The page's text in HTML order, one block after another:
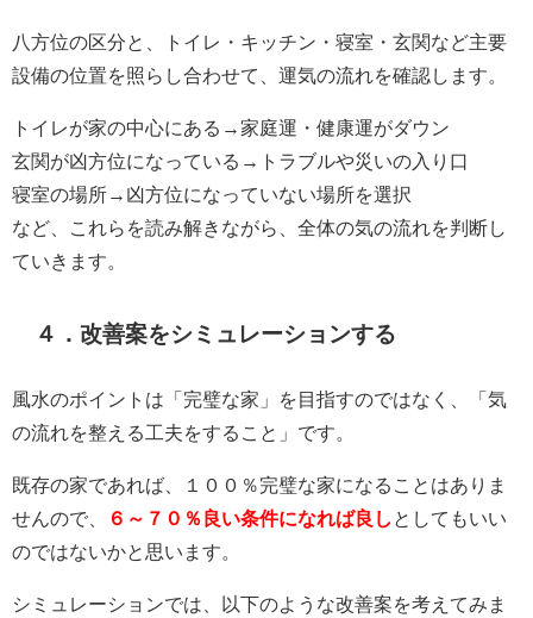
八方位の区分と、トイレ・キッチン・寝室・玄関など主要
設備の位置を照らし合わせて、運気の流れを確認します。
トイレが家の中心にある→家庭運・健康運がダウン
玄関が凶方位になっている→トラブルや災いの入り口
寝室の場所→凶方位になっていない場所を選択
など、これらを読み解きながら、全体の気の流れを判断し
ていきます。
４．改善案をシミュレーションする
風水のポイントは「完璧な家」を目指すのではなく、「気
の流れを整える工夫をすること」です。
既存の家であれば、１００％完璧な家になることはありま
せんので、
６～７０％良い条件になれば良し としてもいい
のではないかと思います。
シミュレーションでは、以下のような改善案を考えてみま